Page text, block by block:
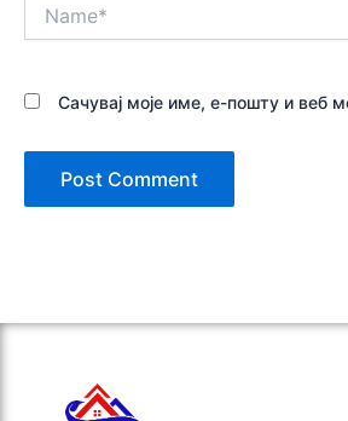
Сачувај моје име, е-пошту и веб